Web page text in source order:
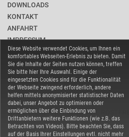
Diese Website verwendet Cookies, um Ihnen ein
komfortables Webseiten-Erlebnis zu bieten. Damit
Sie die Inhalte der Seiten nutzen können, treffen
Sie bitte hier Ihre Auswahl. Einige der
eingesetzten Cookies sind für die Funktionalität
der Webseite zwingend erforderlich, andere
helfen mittels anonymisierter statistischer Daten
dabei, unser Angebot zu optimieren oder
ermöglichen über die Einbindung von
Drittanbietern weitere Funktionen (wie z.B. das
Betrachten von Videos). Bitte beachten Sie, dass
auf der Basis Ihrer Einstellungen evtl. nicht mehr
DOWNLOADS
KONTAKT
ANFAHRT
IMPRESSUM
DATENSCHUTZ
BARRIEREFREIHEIT
COOKIE-EINSTELLUNGEN
WARENVERBAND EDELSTAHL ROSTFREI